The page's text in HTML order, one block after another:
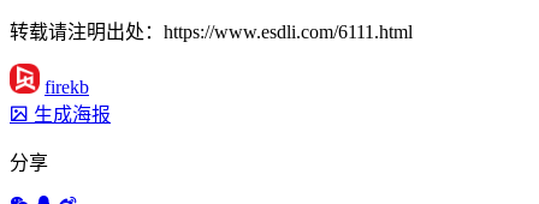
转载请注明出处：https://www.esdli.com/6111.html
firekb
生成海报
分享